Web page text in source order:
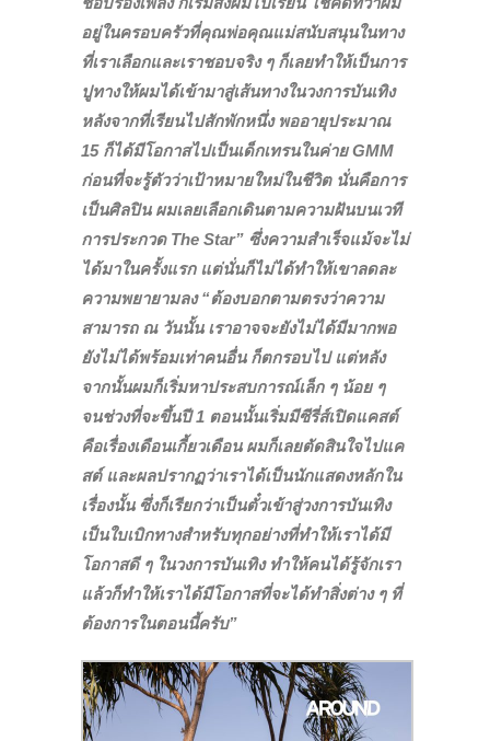
อยู่ในครอบครัวที่คุณพ่อคุณแม่สนับสนุนในทาง
ที่เราเลือกและเราชอบจริง ๆ ก็เลยทำให้เป็นการ
ปูทางให้ผมได้เข้ามาสู่เส้นทางในวงการบันเทิง
หลังจากที่เรียนไปสักพักหนึ่ง พออายุประมาณ
15 ก็ได้มีโอกาสไปเป็นเด็กเทรนในค่าย GMM
ก่อนที่จะรู้ตัวว่าเป้าหมายใหม่ในชีวิต นั่นคือการ
เป็นศิลปิน ผมเลยเลือกเดินตามความฝันบนเวที
การประกวด The Star” ซึ่งความสำเร็จแม้จะไม่
ได้มาในครั้งแรก แต่นั่นก็ไม่ได้ทำให้เขาลดละ
ความพยายามลง “ต้องบอกตามตรงว่าความ
สามารถ ณ วันนั้น เราอาจจะยังไม่ได้มีมากพอ
ยังไม่ได้พร้อมเท่าคนอื่น ก็ตกรอบไป แต่หลัง
จากนั้นผมก็เริ่มหาประสบการณ์เล็ก ๆ น้อย ๆ
จนช่วงที่จะขึ้นปี 1 ตอนนั้นเริ่มมีซีรี่ส์เปิดแคสต์
คือเรื่องเดือนเกี้ยวเดือน ผมก็เลยตัดสินใจไปแค
สต์ และผลปรากฏว่าเราได้เป็นนักแสดงหลักใน
เรื่องนั้น ซึ่งก็เรียกว่าเป็นตั๋วเข้าสู่วงการบันเทิง
เป็นใบเบิกทางสำหรับทุกอย่างที่ทำให้เราได้มี
โอกาสดี ๆ ในวงการบันเทิง ทำให้คนได้รู้จักเรา
แล้วก็ทำให้เราได้มีโอกาสที่จะได้ทำสิ่งต่าง ๆ ที่
ต้องการในตอนนี้ครับ”